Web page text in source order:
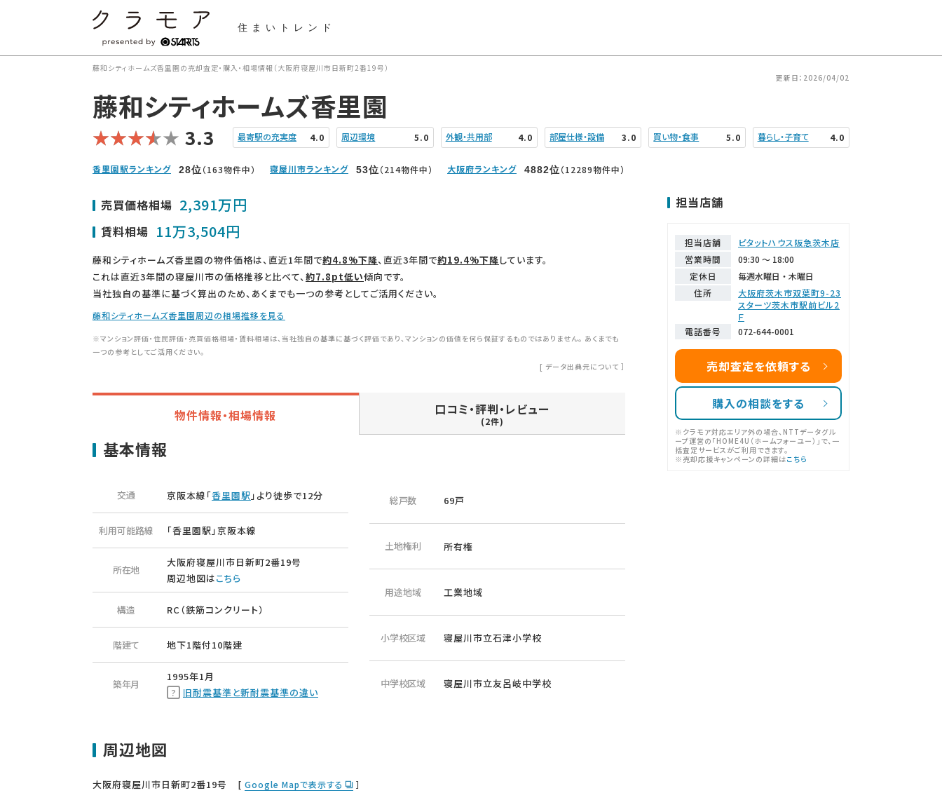
住まいトレンド
藤和シティホームズ香里園の売却査定・購入・相場情報（大阪府寝屋川市日新町2番19号）
更新日：2026/04/02
藤和シティホームズ香里園
3.3 最寄駅の充実度 4.0 周辺環境 5.0 外観・共用部 4.0 部屋仕様・設備 3.0 買い物・食事 5.0 暮らし・子育て 4.0
香里園駅ランキング 28位（163物件中） 寝屋川市ランキング 53位（214物件中） 大阪府ランキング 4882位（12289物件中）
売買価格相場 2,391万円
賃料相場 11万3,504円
藤和シティホームズ香里園の物件価格は、直近1年間で約4.8%下降、直近3年間で約19.4%下降しています。
これは直近3年間の寝屋川市の価格推移と比べて、約7.8pt低い傾向です。
当社独自の基準に基づく算出のため、あくまでも一つの参考としてご活用ください。
藤和シティホームズ香里園周辺の相場推移を見る
※マンション評価・住民評価・売買価格相場・賃料相場は、当社独自の基準に基づく評価であり、マンションの価値を何ら保証するものではありません。 あくまでも
一つの参考としてご活用ください。
[ データ出典元について ］
物件情報・相場情報 口コミ・評判・レビュー
(2件)
基本情報
交通 京阪本線「香里園駅 」より徒歩で12分
利用可能路線 「香里園駅」京阪本線
所在地
大阪府寝屋川市日新町2番19号
周辺地図はこちら
構造 RC（鉄筋コンクリート）
階建て 地下1階付10階建
築年月
1995年1月
旧耐震基準と新耐震基準の違い
総戸数 69戸
土地権利 所有権
用途地域 工業地域
小学校区域 寝屋川市立石津小学校
中学校区域 寝屋川市立友呂岐中学校
周辺地図
大阪府寝屋川市日新町2番19号 [ Google Mapで表示する ］
担当店舗
担当店舗
ピタットハウス阪急茨木店
営業時間
09:30 ～ 18:00
定休日
毎週水曜日・木曜日
住所
大阪府茨木市双葉町9-23
スターツ茨木市駅前ビル2
Ｆ
電話番号
072-644-0001
売却査定を依頼する
購入の相談をする
※クラモア対応エリア外の場合、NTTデータグル
ープ運営の「HOME4U（ホームフォーユー）」で、一
括査定サービスがご利用できます。
※売却応援キャンペーンの詳細はこちら